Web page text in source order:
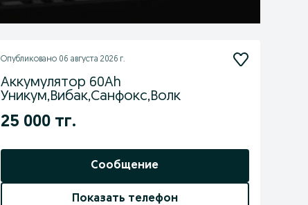
Опубликовано 06 августа 2026 г.
Аккумулятор 60Ah
Уникум,Вибак,Санфокс,Волк
25 000 тг.
Сообщение
Показать телефон